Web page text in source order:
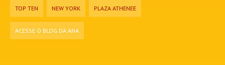
TOP TEN NEW YORK PLAZA ATHENEE
ACESSE O BLOG DA ANA